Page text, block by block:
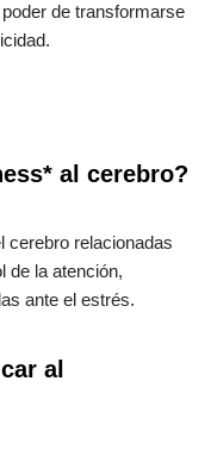
de transformarse
al cerebro?
cerebro relacionadas
de la atención,
ante el estrés.
al